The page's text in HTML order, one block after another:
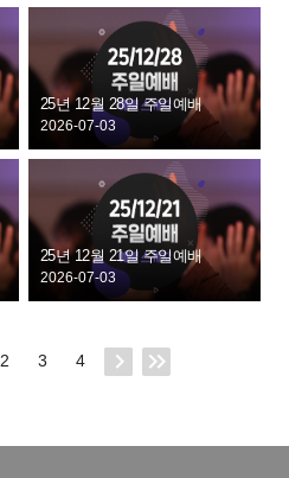
25년 12월 28일 주일예배
2026-07-03
25년 12월 21일 주일예배
2026-07-03
2 3 4